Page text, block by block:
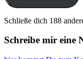
Schließe dich 188
Schreibe mir eine